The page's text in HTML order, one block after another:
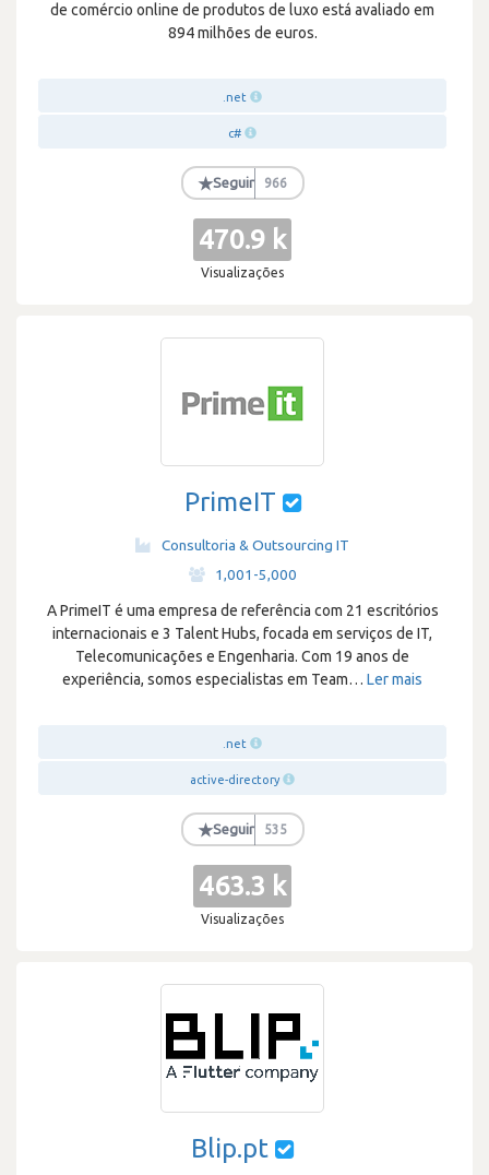
de comércio online de produtos de luxo está avaliado em
894 milhões de euros.
.net
c#
★Seguir 966
470.9 k
Visualizações
PrimeIT
Consultoria & Outsourcing IT
1,001-5,000
A PrimeIT é uma empresa de referência com 21 escritórios
internacionais e 3 Talent Hubs, focada em serviços de IT,
Telecomunicações e Engenharia. Com 19 anos de
experiência, somos especialistas em Team… Ler mais
.net
active-directory
★Seguir 535
463.3 k
Visualizações
Blip.pt